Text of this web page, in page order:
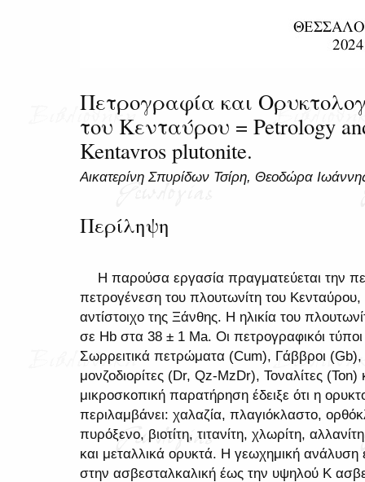
Πετρογραφία και
του Κενταύρου = Petrology
Kentavros plutonite.
Αικατερίνη Σπυρίδων Τσίρη, Θεοδώρα
Περίληψη
H παρούσα εργασία πραγματεύεται την
πετρογένεση του πλουτωνίτη του
αντίστοιχο της Ξάνθης. Η ηλικία του
σε Hb στα 38 ± 1 Ma. Οι πετρογραφικόι τύποι
Σωρρειτικά πετρώματα (Cum), Γάββροι (Gb),
μονζοδιορίτες (Dr, Qz-MzDr), Τοναλίτες
μικροσκοπική παρατήρηση έδειξε ότι η
περιλαμβάνει: χαλαζία, πλαγιόκλαστο,
πυρόξενο, βιοτίτη, τιτανίτη, χλωρίτη,
και μεταλλικά ορυκτά. Η γεωχημική ανάλυση
στην ασβεσταλκαλική έως την υψηλού Κ